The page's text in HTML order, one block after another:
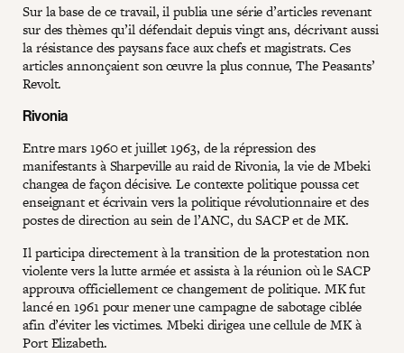
Sur la base de ce travail, il publia une série d’articles revenant
sur des thèmes qu’il défendait depuis vingt ans, décrivant aussi
la résistance des paysans face aux chefs et magistrats. Ces
articles annonçaient son œuvre la plus connue, The Peasants’
Revolt.
Rivonia
Entre mars 1960 et juillet 1963, de la répression des
manifestants à Sharpeville au raid de Rivonia, la vie de Mbeki
changea de façon décisive. Le contexte politique poussa cet
enseignant et écrivain vers la politique révolutionnaire et des
postes de direction au sein de l’ANC, du SACP et de MK.
Il participa directement à la transition de la protestation non
violente vers la lutte armée et assista à la réunion où le SACP
approuva officiellement ce changement de politique. MK fut
lancé en 1961 pour mener une campagne de sabotage ciblée
afin d’éviter les victimes. Mbeki dirigea une cellule de MK à
Port Elizabeth.